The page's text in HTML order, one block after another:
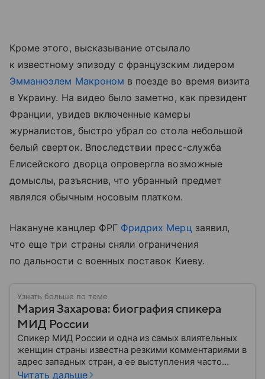
Кроме этого, высказывание отсылало
к известному эпизоду с французским лидером
Эмманюэлем Макроном в поезде во время визита
в Украину. На видео было заметно, как президент
Франции, увидев включенные камеры
журналистов, быстро убрал со стола небольшой
белый сверток. Впоследствии пресс-служба
Елисейского дворца опровергла возможные
домыслы, разъяснив, что убранный предмет
являлся обычным носовым платком.
Накануне канцлер ФРГ Фридрих Мерц заявил,
что еще три страны сняли ограничения
по дальности с военных поставок Киеву.
Узнать больше по теме
Мария Захарова: биография спикера
МИД России
Спикер МИД России и одна из самых влиятельных
женщин страны известна резкими комментариями в
адрес западных стран, а ее выступления часто
оказываются в центре внимания СМИ. Собрали
Читать дальше